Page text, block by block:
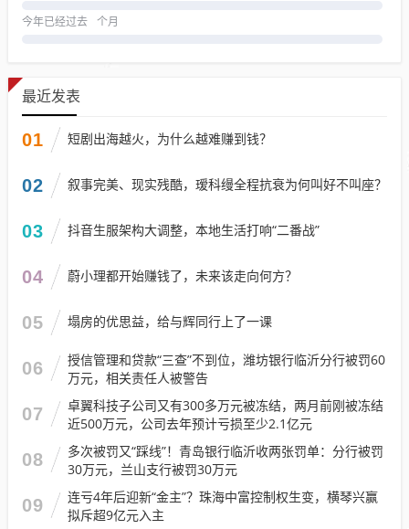
今年已经过去 个月
最近发表
01 短剧出海越火，为什么越难赚到钱？
02 叙事完美、现实残酷，瑷科缦全程抗衰为何叫好不叫座？
03 抖音生服架构大调整，本地生活打响“二番战”
04 蔚小理都开始赚钱了，未来该走向何方？
05 塌房的优思益，给与辉同行上了一课
06
授信管理和贷款“三查”不到位，潍坊银行临沂分行被罚60
万元，相关责任人被警告
07
卓翼科技子公司又有300多万元被冻结，两月前刚被冻结
近500万元，公司去年预计亏损至少2.1亿元
08
多次被罚又“踩线”！青岛银行临沂收两张罚单：分行被罚
30万元，兰山支行被罚30万元
09
连亏4年后迎新“金主”？珠海中富控制权生变，横琴兴赢
拟斥超9亿元入主